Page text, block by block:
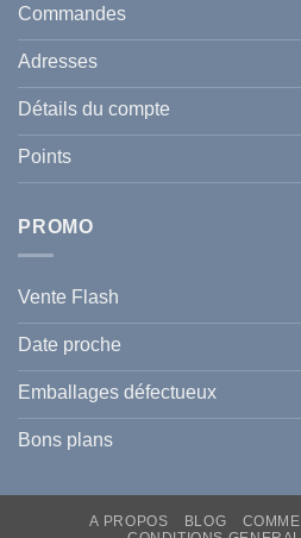
et
celle
de
votre
famille
durant
l’été
2026
?
Tunisie
Guide
Traiter
Prévenir
Commandes
Adresses
Détails du compte
Points
PROMO
Vente Flash
Date proche
Emballages défectueux
Bons plans
A PROPOS BLOG